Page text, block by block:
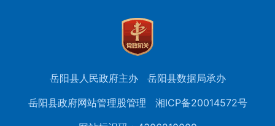
岳阳县人民政府主办
岳阳县数据局承办
岳阳县政府网站管理股管理
湘ICP备20014572号